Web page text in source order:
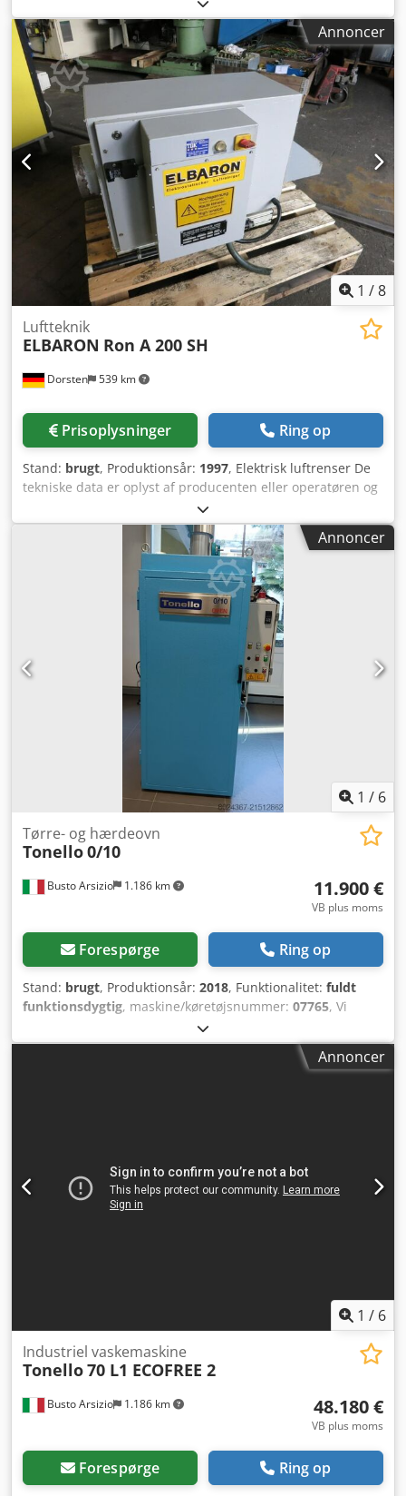
operatøroplysninger og er derfor uforpligtende for os.
Mellemsalg forbeholdes; udelukkende vores salgs- og
leveringsbetingelser gælder. Om os mere end 400 egne
maskiner på lager over 15.000 m² lagerplads, krankapacitet
70 t mere end 10.000 artikler tilbehør til dit værksted
Ønsker du at sælge maskiner, produktionslinjer eller din
virksomhed, kontakt os gerne. Yderligere tilbud findes på
vores hjemmeside. Besigtigelser er mulige efter aftale. Vi
ser frem til dit besøg. Dit Markus Hirsch team
Annoncer
1 /8
Dorsten 539 km
Luftteknik
ELBARON Ron A 200 SH
Prisoplysninger Ring op
Stand: brugt, Produktionsår: 1997, Elektrisk luftrenser De
tekniske data er oplyst af producenten eller operatøren og
er derfor ikke bindende for os. Mellemsalg forbeholdes;
udelukkende vores forretnings- og salgsbetingelser
gælder. Credpfoyqux Uox Adqef Om os mere end 400 egne
maskiner på lager over 15.000 m² lagerplads, krankapacitet
70 t mere end 10.000 tilbehørsartikler til dit værksted
Ønsker du at sælge maskiner, produktionslinjer eller din
virksomhed, kontakt os da. Flere tilbud findes på vores
hjemmeside. Besigtigelser er mulige efter aftale. Vi ser
frem til dit besøg. Dit Markus Hirsch team
Annoncer
1 / 6
Busto Arsizio 1.186 km
Tørre- og hærdeovn
Tonello0/10
11.900 €
VB plus moms
Forespørge Ring op
Stand: brugt, Produktionsår: 2018, Funktionalitet: fuldt
funktionsdygtig, maskine/køretøjsnummer: 07765, Vi
tilbyder denne brugte Tonello 0/10 tørrings- og hærdeovn,
årgang 2018. Producent: Tonello Model: 0/10 Årgang: 2018
Credpfeyuuy Tox Adqjf Stand: brugt Kategori ID: 2062 Type
Annoncer
1 / 6
Busto Arsizio 1.186 km
Industriel vaskemaskine
Tonello70 L1 ECOFREE 2
48.180 €
VB plus moms
Forespørge Ring op